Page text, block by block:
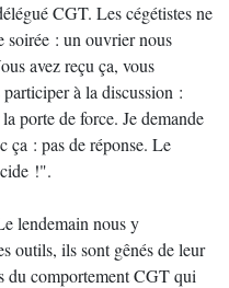
CGT. Les cégétistes ne
soirée : un ouvrier nous
avez reçu ça, vous
à la discussion :
porte de force. Je demande
ça : pas de réponse. Le
!".
lendemain nous y
outils, ils sont gênés de leur
du comportement CGT qui